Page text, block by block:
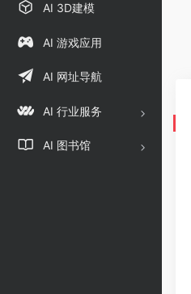
AI 3D建模
AI 游戏应用
AI 网址导航
AI 行业服务
AI 图书馆